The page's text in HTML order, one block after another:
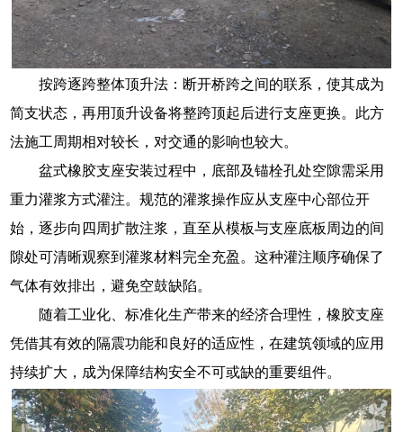
按跨逐跨整体顶升法：断开桥跨之间的联系，使其成为
简支状态，再用顶升设备将整跨顶起后进行支座更换。此方
法施工周期相对较长，对交通的影响也较大。
盆式橡胶支座安装过程中，底部及锚栓孔处空隙需采用
重力灌浆方式灌注。规范的灌浆操作应从支座中心部位开
始，逐步向四周扩散注浆，直至从模板与支座底板周边的间
隙处可清晰观察到灌浆材料完全充盈。这种灌注顺序确保了
气体有效排出，避免空鼓缺陷。
随着工业化、标准化生产带来的经济合理性，橡胶支座
凭借其有效的隔震功能和良好的适应性，在建筑领域的应用
持续扩大，成为保障结构安全不可或缺的重要组件。